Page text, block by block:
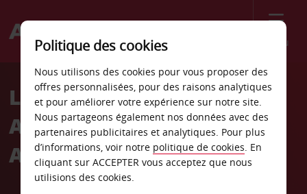
Menu
Welcome
AvisLocation de voiture
Aéroport José Antonio
Anzoátegui
Politique des cookies
Nous utilisons des cookies pour vous proposer des
offres personnalisées, pour des raisons analytiques
et pour améliorer votre expérience sur notre site.
Nous partageons également nos données avec des
partenaires publicitaires et analytiques. Pour plus
d’informations, voir notre politique de cookies. En
cliquant sur ACCEPTER vous acceptez que nous
utilisions des cookies.